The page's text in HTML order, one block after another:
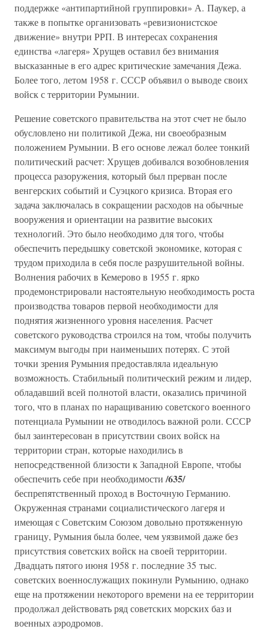
поддержке «антипартийной группировки» А. Паукер, а
также в попытке организовать «ревизионистское
движение» внутри РРП. В интересах сохранения
единства «лагеря» Хрущев оставил без внимания
высказанные в его адрес критические замечания Дежа.
Более того, летом 1958 г. СССР объявил о выводе своих
войск с территории Румынии.
Решение советского правительства на этот счет не было
обусловлено ни политикой Дежа, ни своеобразным
положением Румынии. В его основе лежал более тонкий
политический расчет: Хрущев добивался возобновления
процесса разоружения, который был прерван после
венгерских событий и Суэцкого кризиса. Вторая его
задача заключалась в сокращении расходов на обычные
вооружения и ориентации на развитие высоких
технологий. Это было необходимо для того, чтобы
обеспечить передышку советской экономике, которая с
трудом приходила в себя после разрушительной войны.
Волнения рабочих в Кемерово в 1955 г. ярко
продемонстрировали настоятельную необходимость роста
производства товаров первой необходимости для
поднятия жизненного уровня населения. Расчет
советского руководства строился на том, чтобы получить
максимум выгоды при наименьших потерях. С этой
точки зрения Румыния предоставляла идеальную
возможность. Стабильный политический режим и лидер,
обладавший всей полнотой власти, оказались причиной
того, что в планах по наращиванию советского военного
потенциала Румынии не отводилось важной роли. СССР
был заинтересован в присутствии своих войск на
территории стран, которые находились в
непосредственной близости к Западной Европе, чтобы
обеспечить себе при необходимости /635/
беспрепятственный проход в Восточную Германию.
Окруженная странами социалистического лагеря и
имеющая с Советским Союзом довольно протяженную
границу, Румыния была более, чем уязвимой даже без
присутствия советских войск на своей территории.
Двадцать пятого июня 1958 г. последние 35 тыс.
советских военнослужащих покинули Румынию, однако
еще на протяжении некоторого времени на ее территории
продолжал действовать ряд советских морских баз и
военных аэродромов.